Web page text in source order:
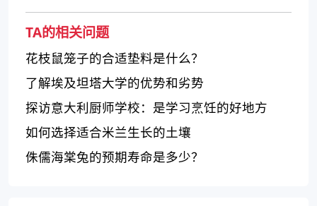
TA的相关问题
花枝鼠笼子的合适垫料是什么？
了解埃及坦塔大学的优势和劣势
探访意大利厨师学校：是学习烹饪的好地方
吗？
如何选择适合米兰生长的土壤
侏儒海棠兔的预期寿命是多少？